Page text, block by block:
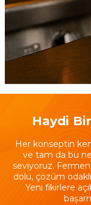
Haydi
Her konseptin
ve tam da bu
seviyoruz.
dolu, çözüm
Yeni fikirlere